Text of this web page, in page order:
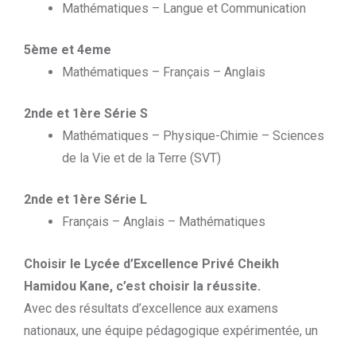
Mathématiques – Langue et Communication
5ème et 4eme
Mathématiques – Français – Anglais
2nde et 1ère Série S
Mathématiques – Physique-Chimie – Sciences
de la Vie et de la Terre (SVT)
2nde et 1ère Série L
Français – Anglais – Mathématiques
Choisir le Lycée d’Excellence Privé Cheikh
Hamidou Kane, c’est choisir la réussite.
Avec des résultats d’excellence aux examens
nationaux, une équipe pédagogique expérimentée, un